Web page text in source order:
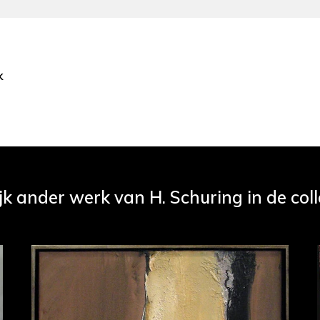
ander werk van H. Schuring in de